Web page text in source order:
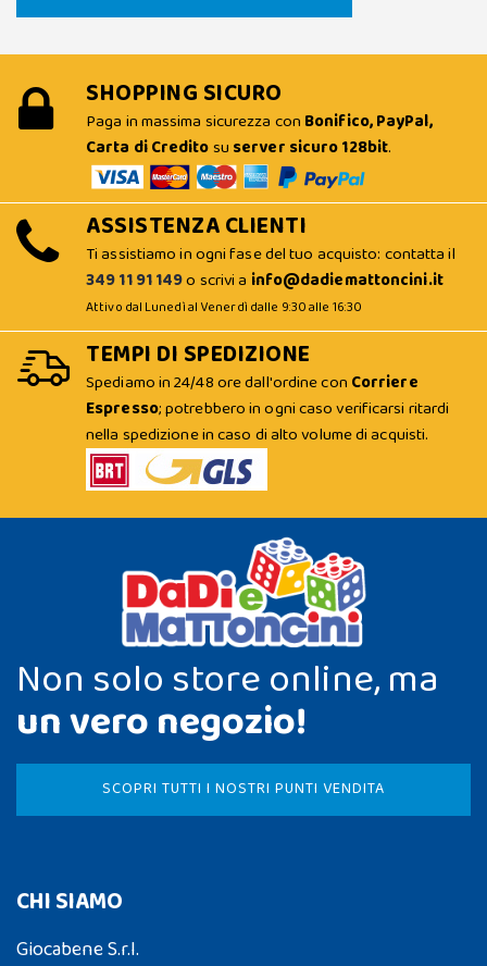
SHOPPING SICURO
Paga in massima sicurezza con Bonifico, PayPal,
Carta di Creditosu server sicuro 128bit.
ASSISTENZA CLIENTI
Ti assistiamo in ogni fase del tuo acquisto: contatta il
349 11 91 149o scrivi a info@dadiemattoncini.it
Attivo dal Lunedì al Venerdì dalle 9:30 alle 16:30
TEMPI DI SPEDIZIONE
Spediamo in 24/48 ore dall'ordine con Corriere
Espresso; potrebbero in ogni caso verificarsi ritardi
nella spedizione in caso di alto volume di acquisti.
Non solo store online, ma
un vero negozio!
SCOPRI TUTTI I NOSTRI PUNTI VENDITA
CHI SIAMO
Giocabene S.r.l.